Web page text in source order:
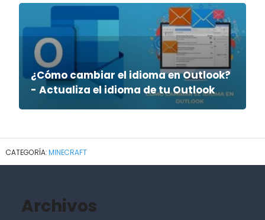
¿Cómo cambiar el idioma en Outlook?
- Actualiza el idioma de tu Outlook
MINECRAFT
Archivos